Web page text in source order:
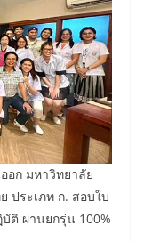
มหาวิทยาลัย
ประเภท ก. สอบใบ
ติ ผ่านยกรุ่น 100%